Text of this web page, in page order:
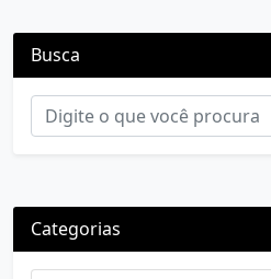
Busca
Categorias